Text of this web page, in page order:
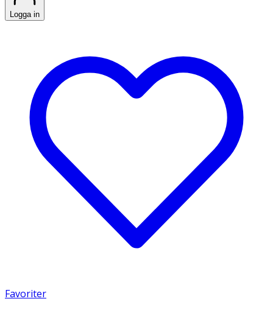
Logga in
Favoriter